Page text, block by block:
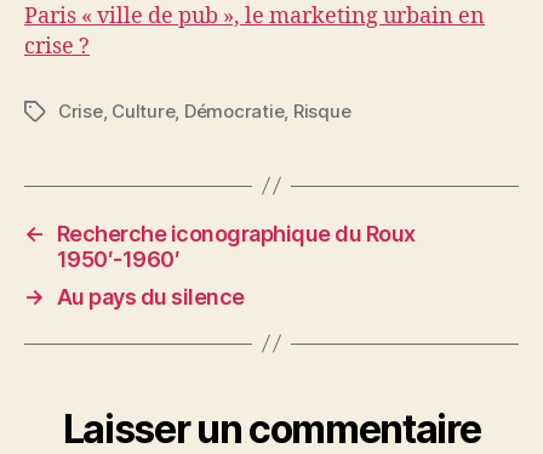
Paris « ville de pub », le marketing urbain en
crise ?
Étiquettes
Crise, Culture, Démocratie, Risque
←
Recherche iconographique du Roux
1950′-1960′
→
Au pays du silence
Laisser un commentaire